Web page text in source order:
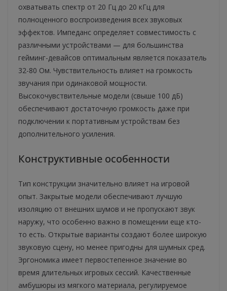
охватывать спектр от 20 Гц до 20 кГц для
полноценного воспроизведения всех звуковых
эффектов. Импеданс определяет совместимость с
различными устройствами — для большинства
гейминг-девайсов оптимальным является показатель
32-80 Ом. Чувствительность влияет на громкость
звучания при одинаковой мощности.
Высокочувствительные модели (свыше 100 дБ)
обеспечивают достаточную громкость даже при
подключении к портативным устройствам без
дополнительного усиления.
Конструктивные особенности
Тип конструкции значительно влияет на игровой
опыт. Закрытые модели обеспечивают лучшую
изоляцию от внешних шумов и не пропускают звук
наружу, что особенно важно в помещении еще кто-
то есть. Открытые варианты создают более широкую
звуковую сцену, но менее пригодны для шумных сред.
Эргономика имеет первостепенное значение во
время длительных игровых сессий. Качественные
амбушюры из мягкого материала, регулируемое